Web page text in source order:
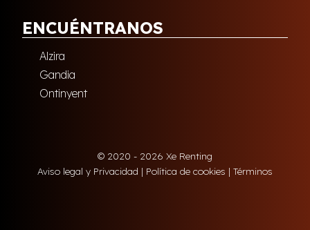
ENCUÉNTRANOS
Alzira
Gandia
Ontinyent
© 2020 - 2026 Xe Renting
Aviso legal y Privacidad | Política de cookies | Términos